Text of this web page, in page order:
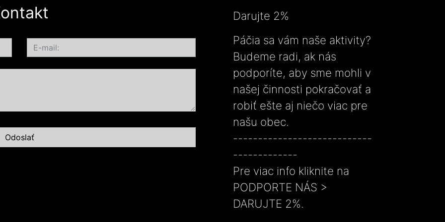
Darujte 2%
Páčia sa vám naše aktivity?
Budeme radi, ak nás
podporíte, aby sme mohli v
našej činnosti pokračovať a
robiť ešte aj niečo viac pre
našu obec.
----------------------------
-------------
Pre viac info kliknite na
PODPORTE NÁS >
DARUJTE 2%.